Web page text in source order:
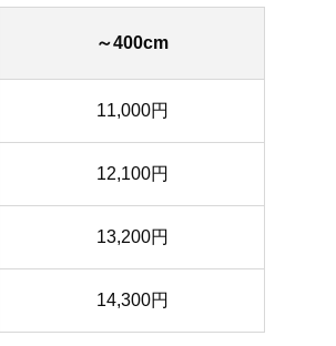
～400cm
11,000円
12,100円
13,200円
14,300円